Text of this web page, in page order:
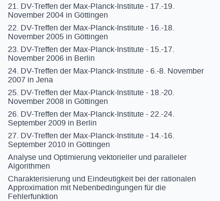
21. DV-Treffen der Max-Planck-Institute - 17.-19.
November 2004 in Göttingen
22. DV-Treffen der Max-Planck-Institute - 16.-18.
November 2005 in Göttingen
23. DV-Treffen der Max-Planck-Institute - 15.-17.
November 2006 in Berlin
24. DV-Treffen der Max-Planck-Institute - 6.-8. November
2007 in Jena
25. DV-Treffen der Max-Planck-Institute - 18.-20.
November 2008 in Göttingen
26. DV-Treffen der Max-Planck-Institute - 22.-24.
September 2009 in Berlin
27. DV-Treffen der Max-Planck-Institute - 14.-16.
September 2010 in Göttingen
Analyse und Optimierung vektorieller und paralleler
Algorithmen
Charakterisierung und Eindeutigkeit bei der rationalen
Approximation mit Nebenbedingungen für die
Fehlerfunktion